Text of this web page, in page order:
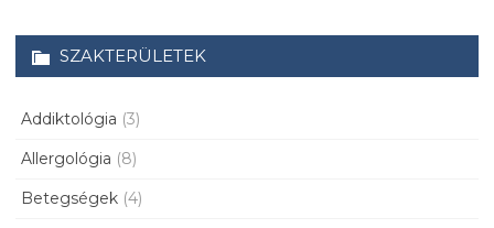
SZAKTERÜLETEK
Addiktológia (3)
Allergológia (8)
Betegségek (4)